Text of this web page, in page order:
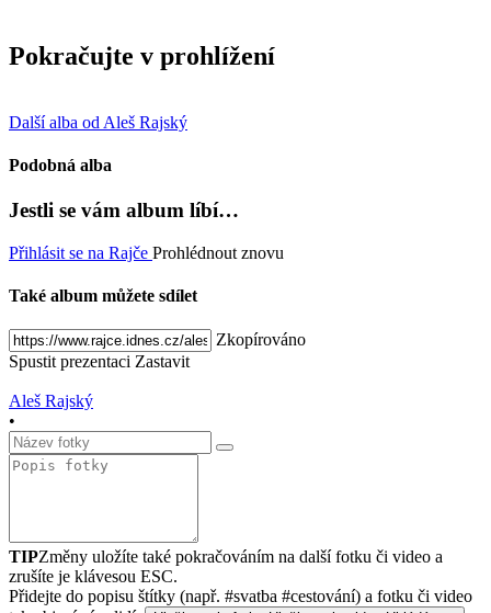
Pokračujte v prohlížení
Další alba od Aleš Rajský
Podobná alba
Jestli se vám album líbí…
Přihlásit se na Rajče Prohlédnout znovu
Také album můžete sdílet
Zkopírováno
Spustit prezentaci Zastavit
Aleš Rajský
•
TIPZměny uložíte také pokračováním na další fotku či video a
zrušíte je klávesou ESC.
Přidejte do popisu štítky (např. #svatba #cestování) a fotku či video